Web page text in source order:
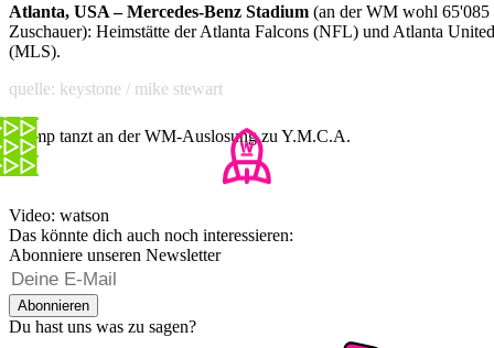
Atlanta, USA – Mercedes-Benz Stadium (an der WM wohl 65'085
Zuschauer): Heimstätte der Atlanta Falcons (NFL) und Atlanta United
(MLS).
quelle: keystone / mike stewart
Trump tanzt an der WM-Auslosung zu Y.M.C.A.
Video: watson
Das könnte dich auch noch interessieren:
Abonniere unseren Newsletter
Abonnieren
Du hast uns was zu sagen?